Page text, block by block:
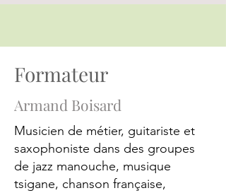
Formateur
Armand Boisard
Musicien de métier, guitariste et
saxophoniste dans des groupes
de jazz manouche, musique
tsigane, chanson française,